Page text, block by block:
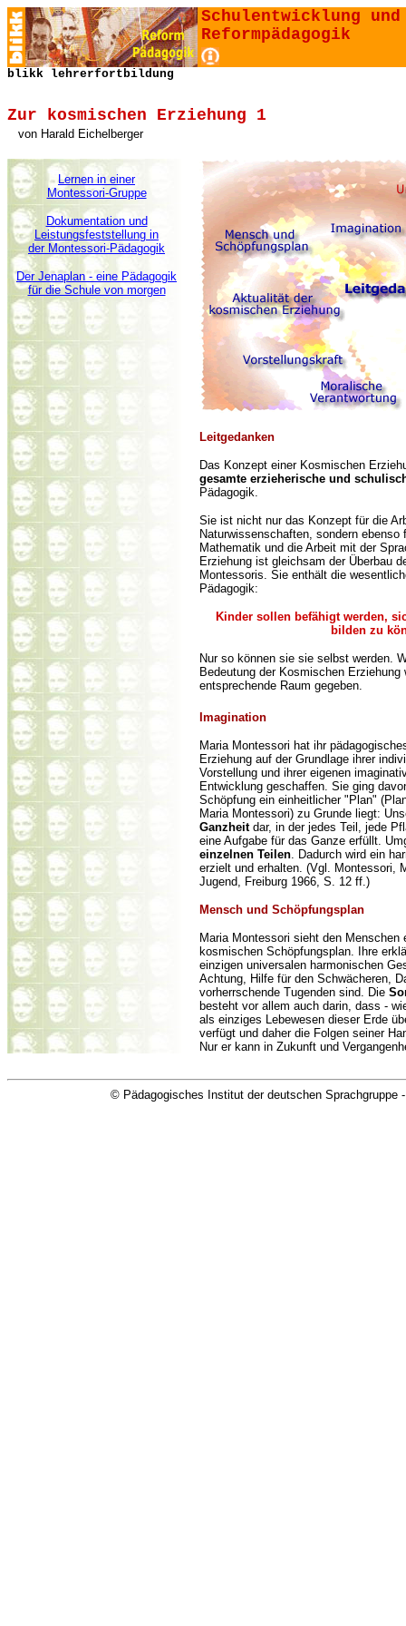
Schulentwicklung und
Reformpädagogik
blikk lehrerfortbildung
Zur kosmischen Erziehung 1
von Harald Eichelberger
Lernen in einer
Montessori-Gruppe
Dokumentation und
Leistungsfeststellung in
der Montessori-Pädagogik
Der Jenaplan - eine Pädagogik
für die Schule von morgen
Leitgedanken
Das Konzept einer Kosmischen
gesamte erzieherische und
Pädagogik.
Sie ist nicht nur das Konzept für die
Naturwissenschaften, sondern ebenso
Mathematik und die Arbeit mit der
Erziehung ist gleichsam der Überbau
Montessoris. Sie enthält die
Pädagogik:
Kinder sollen befähigt werden,
bilden zu
Nur so können sie sie selbst werden.
Bedeutung der Kosmischen Erziehung
entsprechende Raum gegeben.
Imagination
Maria Montessori hat ihr
Erziehung auf der Grundlage ihrer
Vorstellung und ihrer eigenen
Entwicklung geschaffen. Sie ging
Schöpfung ein einheitlicher "Plan"
Maria Montessori) zu Grunde liegt:
Ganzheitdar, in der jedes Teil, jede
eine Aufgabe für das Ganze erfüllt.
einzelnen Teilen. Dadurch wird ein
erzielt und erhalten. (Vgl. Montessori,
Jugend, Freiburg 1966, S. 12 ff.)
Mensch und Schöpfungsplan
Maria Montessori sieht den Menschen
kosmischen Schöpfungsplan. Ihre
einzigen universalen harmonischen
Achtung, Hilfe für den Schwächeren,
vorherrschende Tugenden sind. Die
besteht vor allem auch darin, dass -
als einziges Lebewesen dieser Erde
verfügt und daher die Folgen seiner
Nur er kann in Zukunft und
© Pädagogisches Institut der deutschen Sprachgruppe